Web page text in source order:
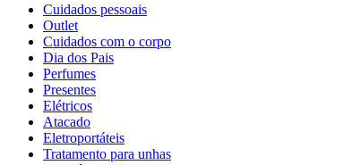
Cuidados pessoais
Outlet
Cuidados com o corpo
Dia dos Pais
Perfumes
Presentes
Elétricos
Atacado
Eletroportáteis
Tratamento para unhas